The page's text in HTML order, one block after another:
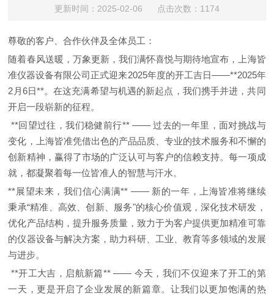
更新时间：2025-02-06 点击次数：1174
尊敬的客户、合作伙伴及全体员工：
随着春风送暖，万象更新，我们满怀喜悦与期待地宣布，上海皆
准仪器设备有限公司正式迎来2025年度的开工吉日——**2025年
2 月6日**。在这充满希望与机遇的新起点，我们携手并进，共同
开启一段崭新的征程。
**回望过往，我们稳健前行** ——过去的一年里，面对挑战与
变化，上海皆准凭借出色的产品品质、专业的技术服务和不懈的
创新精神，赢得了市场的广泛认可与客户的信赖支持。每一项成
就，都凝聚着每一位皆准人的智慧与汗水。
**展望未来，我们信心满满** —— 新的一年，上海皆准将继续
秉承“精准、高效、创新、服务"的核心价值观，深化技术研发，
优化产品结构，提升服务质量，致力于为客户提供更加精准可靠
的仪器设备与解决方案，助力科研、工业、教育等多领域的发展
与进步。
**开工大吉，启航新篇** —— 今天，我们不仅迎来了开工的第
一天，更是开启了企业发展的新篇章。让我们以更加饱满的热